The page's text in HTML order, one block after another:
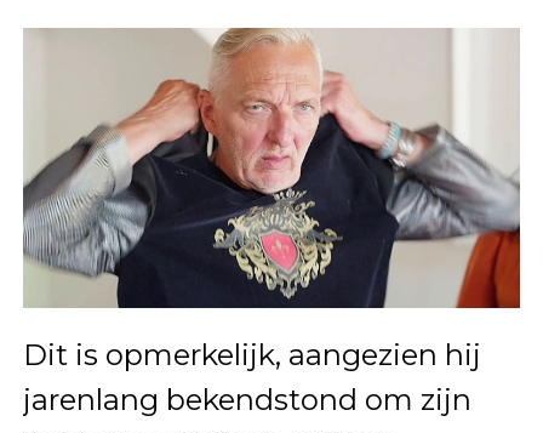
Dit is opmerkelijk, aangezien hij
jarenlang bekendstond om zijn